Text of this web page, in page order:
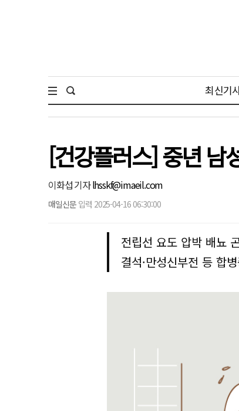
최신기
[건강플러스] 중년 남
이화섭 기자lhsskf@imaeil.com
매일신문 입력 2025-04-16 06:30:00
전립선 요도 압박 배뇨
결석·만성신부전 등 합